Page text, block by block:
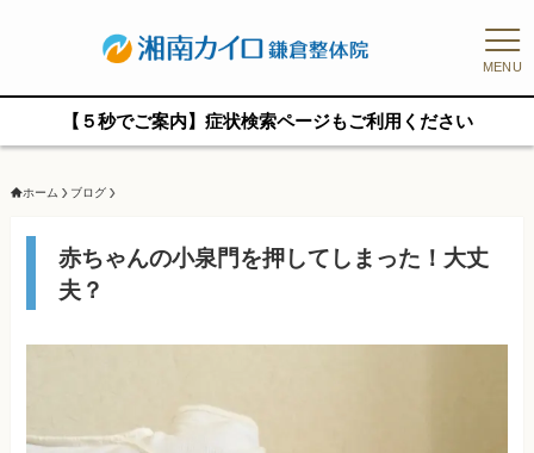
MENU
【５秒でご案内】症状検索ページもご利用ください
ホーム ブログ
赤ちゃんの小泉門を押してしまった！大丈
夫？